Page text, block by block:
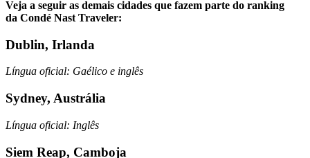
Veja a seguir as demais cidades que fazem parte do ranking
da Condé Nast Traveler:
Dublin, Irlanda
Língua oficial: Gaélico e inglês
Sydney, Austrália
Língua oficial: Inglês
Siem Reap, Camboja